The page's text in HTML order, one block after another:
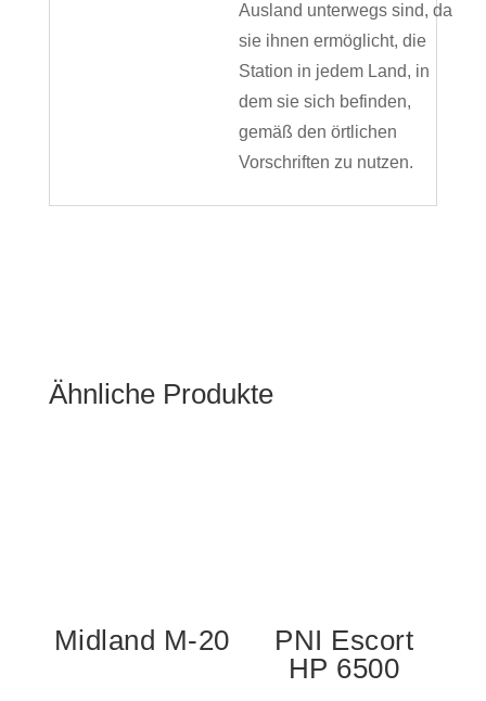
Ausland unterwegs sind, da
sie ihnen ermöglicht, die
Station in jedem Land, in
dem sie sich befinden,
gemäß den örtlichen
Vorschriften zu nutzen.
Ähnliche Produkte
Midland M-20
PNI Escort
HP 6500